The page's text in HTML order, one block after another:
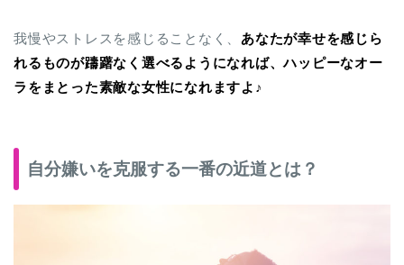
我慢やストレスを感じることなく、 あなたが幸せを感じら
れるものが躊躇なく選べるようになれば、ハッピーなオー
ラをまとった素敵な女性になれますよ♪
自分嫌いを克服する一番の近道とは？